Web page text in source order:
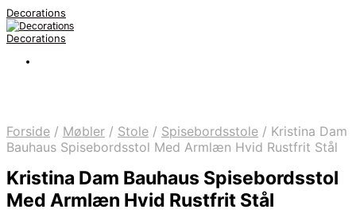
Decorations
Decorations
Forside / Møbler / Stole / Spisebordsstole / Kristina Dam
Bauhaus Spisebordsstol Med Armlæn Hvid Rustfrit Stål
Kristina Dam Bauhaus Spisebordsstol
Med Armlæn Hvid Rustfrit Stål